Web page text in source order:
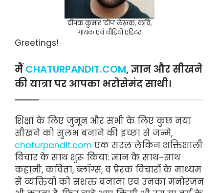
दीपक कुमार 'दीप' लेखक, कवि,
गायक एवं वीडियो एडिटर
Greetings!
मैंCHATURPANDIT.COM, ज्ञान और सीखने
की यात्रा पर आपका भरोसेमंद साथी।
शिक्षा के लिए जुनून और सभी के लिए कुछ नया
सीखने को सुलभ बनाने की इच्छा से जन्मे,
chaturpandit.com एक सरल लेकिन शक्तिशाली
विचार के साथ शुरू किया: ज्ञान के साथ-साथ
कहानी, कविता, ब्लॉग्स, व प्रेरक विचारों के माध्यम
से व्यक्तियों को सशक्त बनाना एवं उनका मनोरंजन